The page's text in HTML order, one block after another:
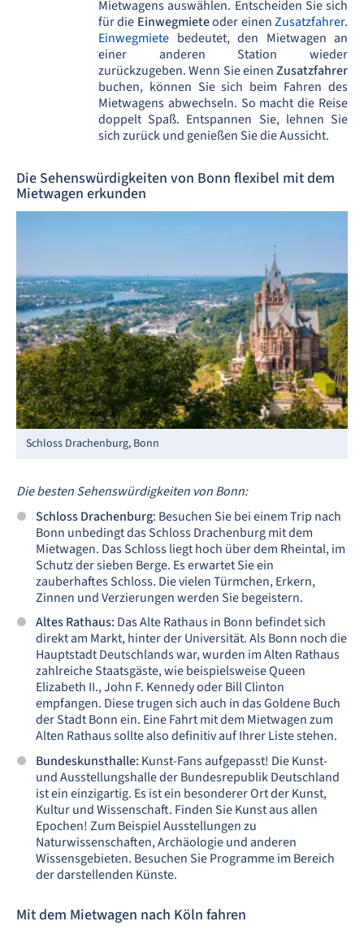
Mietwagens auswählen. Entscheiden Sie sich
für die Einwegmieteoder einenZusatzfahrer.
Einwegmiete bedeutet, den Mietwagen an
einer anderen Station wieder
zurückzugeben. Wenn Sie einenZusatzfahrer
buchen, können Sie sich beim Fahren des
Mietwagens abwechseln. So macht die Reise
doppelt Spaß. Entspannen Sie, lehnen Sie
sich zurück und genießen Sie die Aussicht.
Die Sehenswürdigkeiten von Bonn flexibel mit dem
Mietwagen erkunden
Schloss Drachenburg, Bonn
Die besten Sehenswürdigkeiten von Bonn:
Schloss Drachenburg: Besuchen Sie bei einem Trip nach
Bonn unbedingt das Schloss Drachenburg mit dem
Mietwagen. Das Schloss liegt hoch über dem Rheintal, im
Schutz der sieben Berge. Es erwartet Sie ein
zauberhaftes Schloss. Die vielen Türmchen, Erkern,
Zinnen und Verzierungen werden Sie begeistern.
Altes Rathaus: Das Alte Rathaus in Bonn befindet sich
direkt am Markt, hinter der Universität. Als Bonn noch die
Hauptstadt Deutschlands war, wurden im Alten Rathaus
zahlreiche Staatsgäste, wie beispielsweise Queen
Elizabeth II., John F. Kennedy oder Bill Clinton
empfangen. Diese trugen sich auch in das Goldene Buch
der Stadt Bonn ein. Eine Fahrt mit dem Mietwagen zum
Alten Rathaus sollte also definitiv auf Ihrer Liste stehen.
Bundeskunsthalle: Kunst-Fans aufgepasst! Die Kunst-
und Ausstellungshalle der Bundesrepublik Deutschland
ist ein einzigartig. Es ist ein besonderer Ort der Kunst,
Kultur und Wissenschaft. Finden Sie Kunst aus allen
Epochen! Zum Beispiel Ausstellungen zu
Naturwissenschaften, Archäologie und anderen
Wissensgebieten. Besuchen Sie Programme im Bereich
der darstellenden Künste.
Mit dem Mietwagen nach Köln fahren